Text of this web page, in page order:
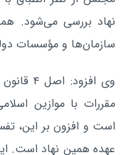
سازمان‌ها و مؤسسات
وی
مقررات با موازین
عهده همین نهاد است.